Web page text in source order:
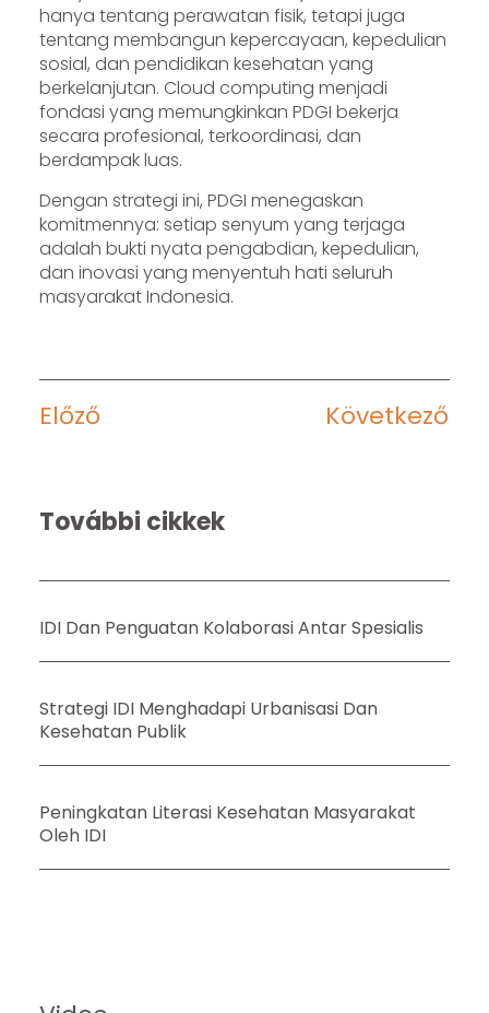
hanya tentang perawatan fisik, tetapi juga
tentang membangun kepercayaan, kepedulian
sosial, dan pendidikan kesehatan yang
berkelanjutan. Cloud computing menjadi
fondasi yang memungkinkan PDGI bekerja
secara profesional, terkoordinasi, dan
berdampak luas.
Dengan strategi ini, PDGI menegaskan
komitmennya: setiap senyum yang terjaga
adalah bukti nyata pengabdian, kepedulian,
dan inovasi yang menyentuh hati seluruh
masyarakat Indonesia.
Előző Következő
További cikkek
IDI Dan Penguatan Kolaborasi Antar Spesialis
Strategi IDI Menghadapi Urbanisasi Dan
Kesehatan Publik
Peningkatan Literasi Kesehatan Masyarakat
Oleh IDI